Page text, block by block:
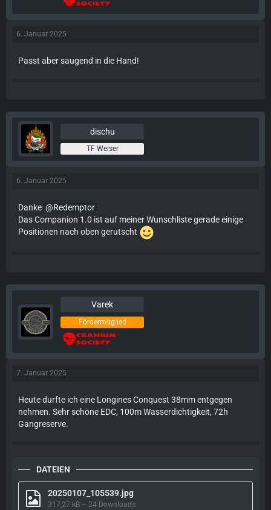
6. Januar 2025
Passt aber saugend in die Hand!
dischu
TF Weiser
6. Januar 2025
Danke
Redemptor
Das Companion 1.0 ist auf meiner Wunschliste gerade einige
Positionen nach oben gerutscht
Varek
Fördermitglied
7. Januar 2025
Heute durfte ich eine Longines Conquest 38mm entgegen
nehmen. Sehr schöne EDC, 100m Wasserdichtigkeit, 72h
Gangreserve.
DATEIEN
20250107_105539.jpg
317,27 kB – 24 Downloads